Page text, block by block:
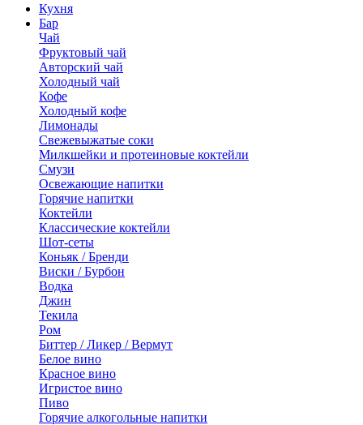
Кухня
Бар
Чай
Фруктовый чай
Авторский чай
Холодный чай
Кофе
Холодный кофе
Лимонады
Свежевыжатые соки
Милкшейки и протеиновые коктейли
Смузи
Освежающие напитки
Горячие напитки
Коктейли
Классические коктейли
Шот-сеты
Коньяк / Бренди
Виски / Бурбон
Водка
Джин
Текила
Ром
Биттер / Ликер / Вермут
Белое вино
Красное вино
Игристое вино
Пиво
Горячие алкогольные напитки